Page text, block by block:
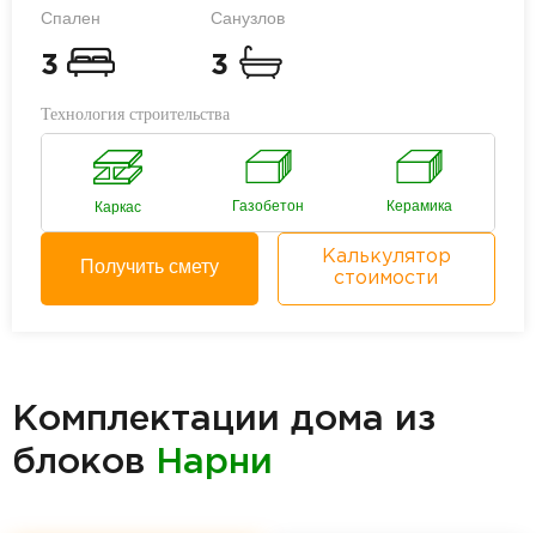
Спален
3
Санузлов
3
Технология строительства
Каркас Газобетон Керамика
Получить смету
Калькулятор
стоимости
Комплектации дома из
блоков Нарни